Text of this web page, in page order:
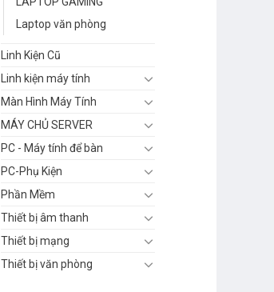
Laptop văn phòng
Linh Kiện Cũ
Linh kiện máy tính
Màn Hình Máy Tính
MÁY CHỦ SERVER
PC - Máy tính để bàn
PC-Phụ Kiện
Phần Mềm
Thiết bị âm thanh
Thiết bị mạng
Thiết bị văn phòng